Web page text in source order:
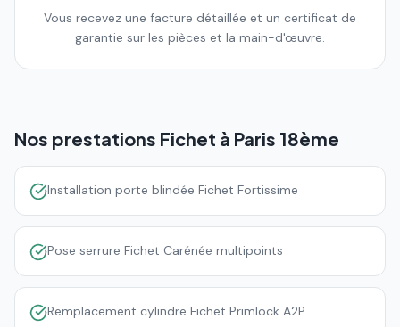
Vous recevez une facture détaillée et un certificat de
garantie sur les pièces et la main-d'œuvre.
Nos prestations Fichet à Paris 18ème
Installation porte blindée Fichet Fortissime
Pose serrure Fichet Carénée multipoints
Remplacement cylindre Fichet Primlock A2P